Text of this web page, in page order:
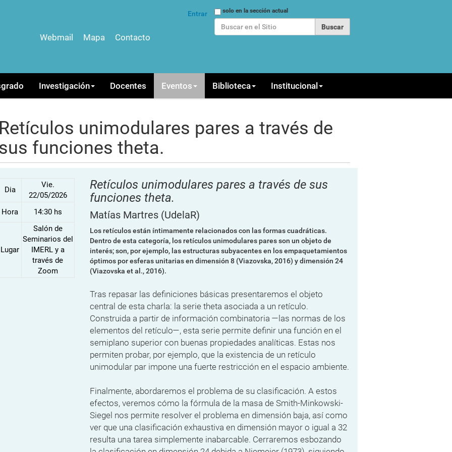
Buscarsolo en la sección actual
Entrar
Webmail Mapa Contacto
Investigación Docentes Eventos Biblioteca Institucional
unimodulares pares a través de
funciones theta.
Dia
Vie.
22/05/2026
Hora
14:30 hs
Lugar
Salón de
Seminarios del
IMERL y a
través de
Zoom
Retículos unimodulares pares a través de sus
funciones theta.
Matías Martres (UdelaR)
Los retículos están íntimamente relacionados con las formas cuadráticas.
Dentro de esta categoría, los retículos unimodulares pares son un objeto de
interés; son, por ejemplo, las estructuras subyacentes en los empaquetamientos
óptimos por esferas unitarias en dimensión 8 (Viazovska, 2016) y dimensión 24
(Viazovska et al., 2016).
Tras repasar las definiciones básicas presentaremos el objeto
central de esta charla: la serie theta asociada a un retículo.
Construida a partir de información combinatoria —las normas de los
elementos del retículo—, esta serie permite definir una función en el
semiplano superior con buenas propiedades analíticas. Estas nos
permiten probar, por ejemplo, que la existencia de un retículo
unimodular par impone una fuerte restricción en el espacio ambiente.
Finalmente, abordaremos el problema de su clasificación. A estos
efectos, veremos cómo la fórmula de la masa de Smith-Minkowski-
Siegel nos permite resolver el problema en dimensión baja, así como
ver que una clasificación exhaustiva en dimensión mayor o igual a 32
resulta una tarea simplemente inabarcable. Cerraremos esbozando